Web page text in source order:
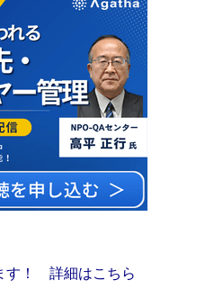
す！ 詳細はこちら